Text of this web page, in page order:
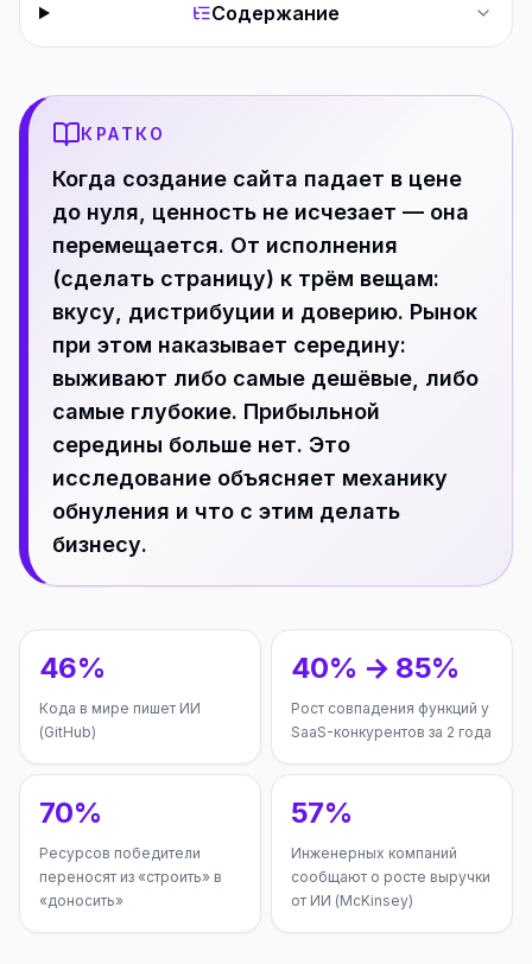
Содержание
КРАТКО
Когда создание сайта падает в цене
до нуля, ценность не исчезает — она
перемещается. От исполнения
(сделать страницу) к трём вещам:
вкусу, дистрибуции и доверию. Рынок
при этом наказывает середину:
выживают либо самые дешёвые, либо
самые глубокие. Прибыльной
середины больше нет. Это
исследование объясняет механику
обнуления и что с этим делать
бизнесу.
46%
Кода в мире пишет ИИ
(GitHub)
40% → 85%
Рост совпадения функций у
SaaS-конкурентов за 2 года
70%
Ресурсов победители
переносят из «строить» в
«доносить»
57%
Инженерных компаний
сообщают о росте выручки
от ИИ (McKinsey)